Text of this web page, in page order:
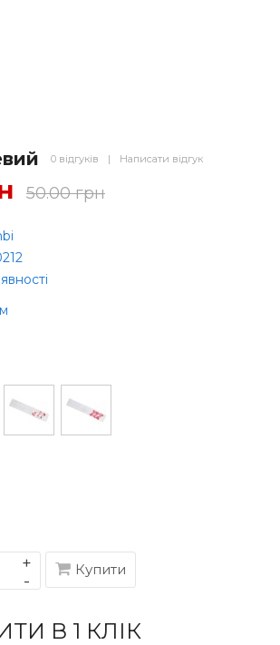
0 відгуків | Написати відгук
50.00 грн
Купити
В 1 КЛІК